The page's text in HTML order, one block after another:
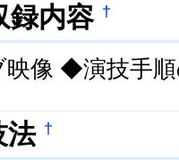
録内容 †
像 ◆演技手
法 †